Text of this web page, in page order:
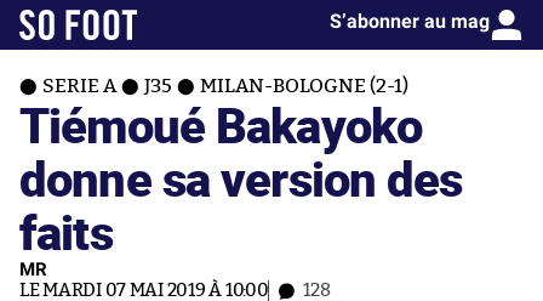
S’abonner au mag
SERIE A J35 MILAN-BOLOGNE (2-1)
Tiémoué Bakayoko
donne sa version des
faits
MR
LE MARDI 07 MAI 2019 À 10:00 128